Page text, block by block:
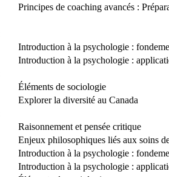
Principes de coaching avancés :
Introduction à la psychologie :
Introduction à la psychologie :
Éléments de sociologie
Explorer la diversité au Canada
Raisonnement et pensée critique
Enjeux philosophiques liés aux soins
Introduction à la psychologie :
Introduction à la psychologie :